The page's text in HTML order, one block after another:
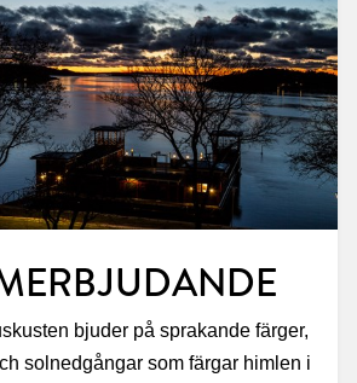
bjuder på sprakande färger,
solnedgångar som färgar himlen i